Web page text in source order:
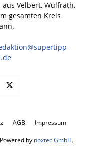
Velbert, Wülfrath,
gesamten Kreis
AGB Impressum
by noxtec GmbH.